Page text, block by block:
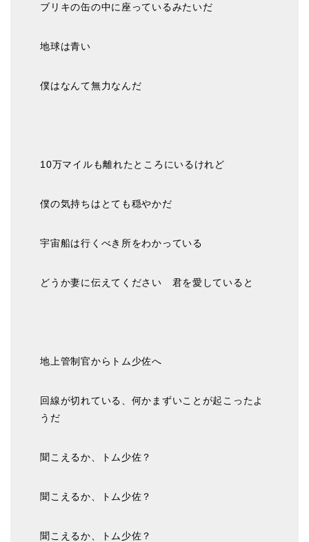
ブリキの缶の中に座っているみたいだ
地球は青い
僕はなんて無力なんだ
10万マイルも離れたところにいるけれど
僕の気持ちはとても穏やかだ
宇宙船は行くべき所をわかっている
どうか妻に伝えてください 君を愛していると
地上管制官からトム少佐へ
回線が切れている、何かまずいことが起こったよ
うだ
聞こえるか、トム少佐？
聞こえるか、トム少佐？
聞こえるか、トム少佐？